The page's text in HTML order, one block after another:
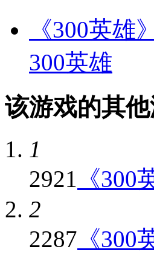
《300英
300英雄
该游戏的其
1
2921
《
2
2287 《